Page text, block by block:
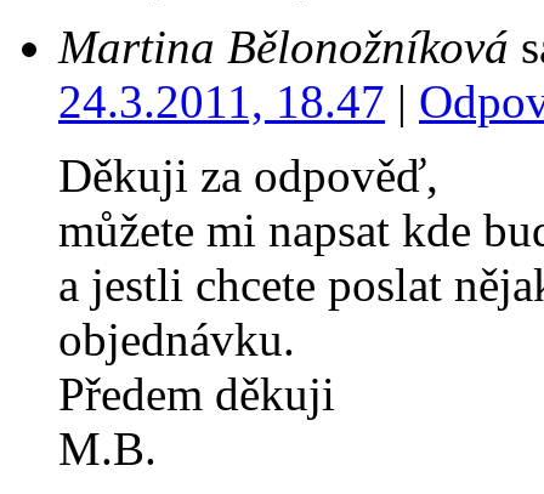
Martina Bělonožníková
24.3.2011, 18.47 |
Děkuji za odpověď,
můžete mi napsat kde
a jestli chcete poslat
objednávku.
Předem děkuji
M.B.